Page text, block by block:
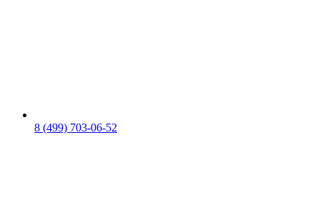
8 (499) 703-06-52